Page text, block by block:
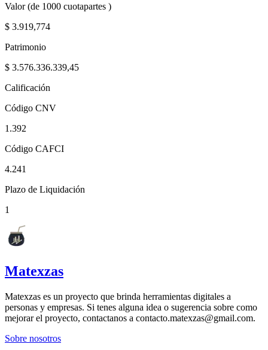
Valor (de 1000 cuotapartes )
$ 3.919,774
Patrimonio
$ 3.576.336.339,45
Calificación
Código CNV
1.392
Código CAFCI
4.241
Plazo de Liquidación
1
Matexzas
Matexzas es un proyecto que brinda herramientas digitales a
personas y empresas. Si tenes alguna idea o sugerencia sobre como
mejorar el proyecto, contactanos a contacto.matexzas@gmail.com.
Sobre nosotros